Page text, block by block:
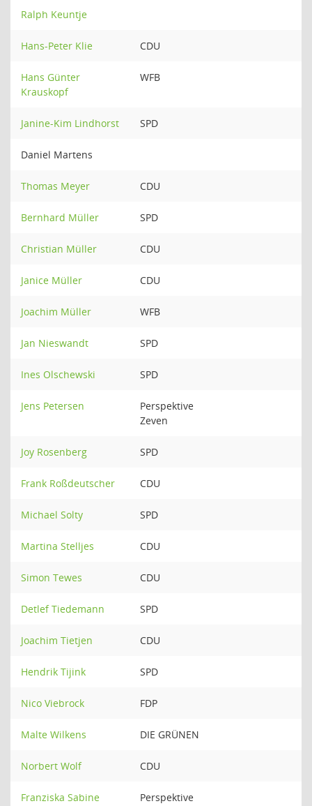
Ralph Keuntje
Hans-Peter Klie CDU
Hans Günter
Krauskopf
WFB
Janine-Kim Lindhorst SPD
Daniel Martens
Thomas Meyer CDU
Bernhard Müller SPD
Christian Müller CDU
Janice Müller CDU
Joachim Müller WFB
Jan Nieswandt SPD
Ines Olschewski SPD
Jens Petersen
Perspektive
Zeven
Joy Rosenberg SPD
Frank Roßdeutscher CDU
Michael Solty SPD
Martina Stelljes CDU
Simon Tewes CDU
Detlef Tiedemann SPD
Joachim Tietjen CDU
Hendrik Tijink SPD
Nico Viebrock FDP
Malte Wilkens DIE GRÜNEN
Norbert Wolf CDU
Franziska Sabine
Perspektive